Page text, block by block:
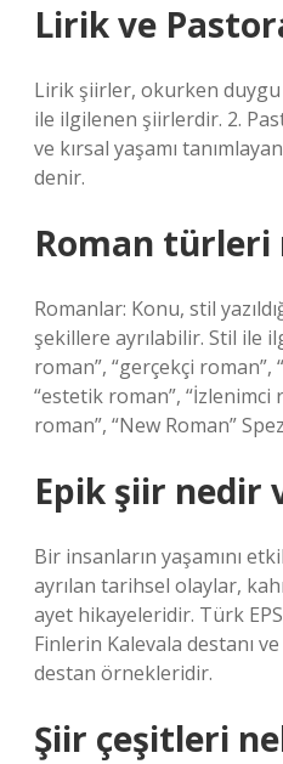
Lirik ve
Lirik şiirler, okurken
ile ilgilenen şiirlerdir. 2.
ve kırsal yaşamı
denir.
Roman türleri
Romanlar: Konu, stil
şekillere ayrılabilir. Stil ile
roman”, “gerçekçi
“estetik roman”, “İzlenimci
roman”, “New Roman”
Epik şiir nedir
Bir insanların yaşamını
ayrılan tarihsel olaylar,
ayet hikayeleridir. Türk
Finlerin Kalevala destanı
destan örnekleridir.
Şiir çeşitleri